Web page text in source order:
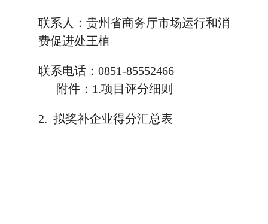
联系人：贵州省商务厅市场运行和消
费促进处王植
联系电话：0851-85552466
附件：1.项目评分细则
2. 拟奖补企业得分汇总表